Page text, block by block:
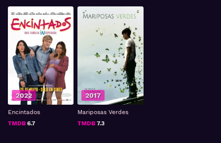
Encintados
TMDB 6.7
2022
Mariposas Verdes
TMDB 7.3
2017